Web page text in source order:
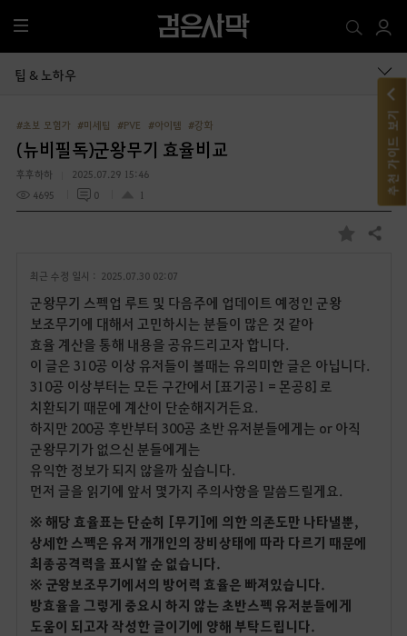
전
체
메
팁 & 노하우
#초보 모험가 #미세팁 #PVE #아이템 #강화
(뉴비필독)군왕무기 효율비교
후후하하
2025.07.29 15:46
4695
0 1
즐
공유하기
최근 수정 일시 : 2025.07.30 02:07
군왕무기 스펙업 루트 및 다음주에 업데이트 예정인 군왕
보조무기에 대해서 고민하시는 분들이 많은 것 같아
효율 계산을 통해 내용을 공유드리고자 합니다.
이 글은 310공 이상 유저들이 볼때는 유의미한 글은 아닙니다.
310공 이상부터는 모든 구간에서 [표기공1 = 몬공8] 로
치환되기 때문에 계산이 단순해지거든요.
하지만 200공 후반부터 300공 초반 유저분들에게는 or 아직
군왕무기가 없으신 분들에게는
유익한 정보가 되지 않을까 싶습니다.
먼저 글을 읽기에 앞서 몇가지 주의사항을 말씀드릴게요.
※ 해당 효율표는 단순히 [무기]에 의한 의존도만 나타낼뿐,
상세한 스펙은 유저 개개인의 장비상태에 따라 다르기 때문에
최종공격력을 표시할 순 없습니다.
※ 군왕보조무기에서의 방어력 효율은 빠져있습니다.
방효율을 그렇게 중요시 하지 않는 초반스펙 유저분들에게
도움이 되고자 작성한 글이기에 양해 부탁드립니다.
추천 가이드 보기